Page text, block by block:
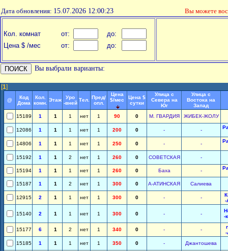
Дата обновления: 15.07.2026 12:00:23 Вы можете
Кол. комнат от:
до:
Цена $ /мес
от: до:
Вы выбрали варианты:
[1]
@
Код
Дома
Кол.
комн.
Этаж
Уро
-вней
Тел.
Пред/
опл.
Цена
$/мес
Цена $
сутки
Улица с
Севера на
Юг
Улица с
Востока на
Запад
15189
1 1 1 нет 1 90 0 М. ГВАРДИЯ ЖИБЕК-ЖОЛУ
12086 1 1 1 нет 1 200 0 - -
14806 1 1 1 нет 1 250 0 - -
15192 1 1 2 нет 1 260 0 СОВЕТСКАЯ -
15194 1 1 1 нет 1 260 0 Баха -
15187 1 1 2 нет 1 300 0 А-АТИНСКАЯ Салиева
12915 2 1 1 нет 1 300 0 - -
-
15140 2 1 1 нет 1 300 0 - -
-
15177 6 1 2 нет 1 340 0 - -
15185
1 1 1 нет 1 350 0 - Джантошева